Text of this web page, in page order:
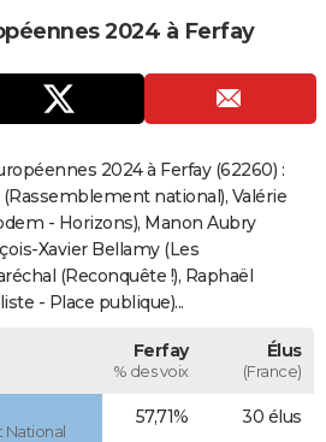
2024 à Ferfay
2024 à Ferfay (62260) :
national), Valérie
- Horizons), Manon Aubry
Xavier Bellamy (Les
(Reconquête !), Raphaël
- Place publique)...
Ferfay
% des voix
Élus
(France)
National
57,71% 30 élus